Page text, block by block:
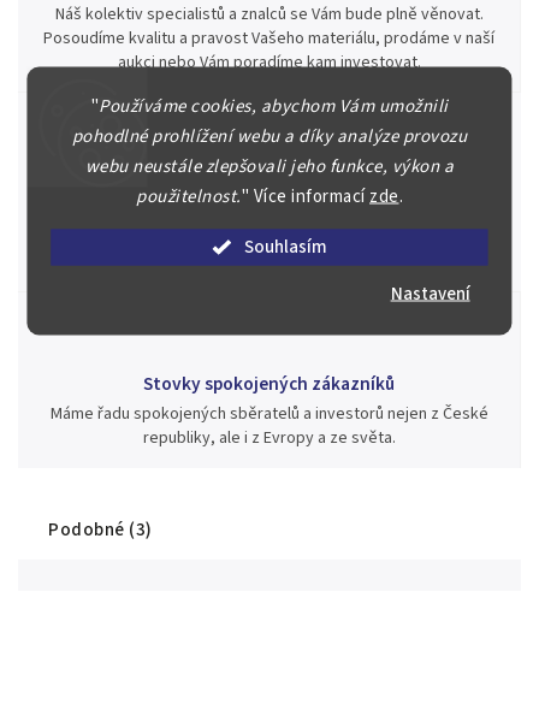
"Používáme cookies, abychom Vám umožnili
pohodlné prohlížení webu a díky analýze provozu
webu neustále zlepšovali jeho funkce, výkon a
použitelnost." Více informacízde.
Souhlasím
Nastavení
Náš kolektiv specialistů a znalců se Vám bude plně věnovat.
Posoudíme kvalitu a pravost Vašeho materiálu, prodáme v naší
aukci nebo Vám poradíme kam investovat.
Jsme zde pro Vás nepřetržitě již od roku 2000
Během té doby jsme v našich aukcích prodali významné sbírky i
jednotlivé kusy unikátních mincí, bankovek, řádů a vyznamenání
za rekordní ceny.
Stovky spokojených zákazníků
Máme řadu spokojených sběratelů a investorů nejen z České
republiky, ale i z Evropy a ze světa.
Podobné (3)